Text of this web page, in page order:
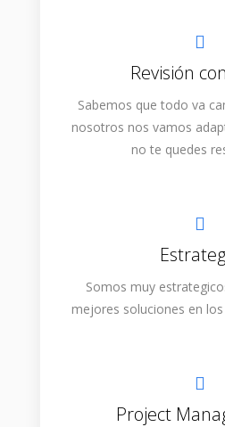
Revisión
Sabemos que todo va
nosotros nos vamos
no te quedes
Somos muy
mejores soluciones en
Project